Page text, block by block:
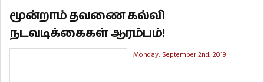
மூன்றாம் தவணை கல்வி
நடவடிக்கைகள் ஆரம்பம்!
Monday, September 2nd, 2019